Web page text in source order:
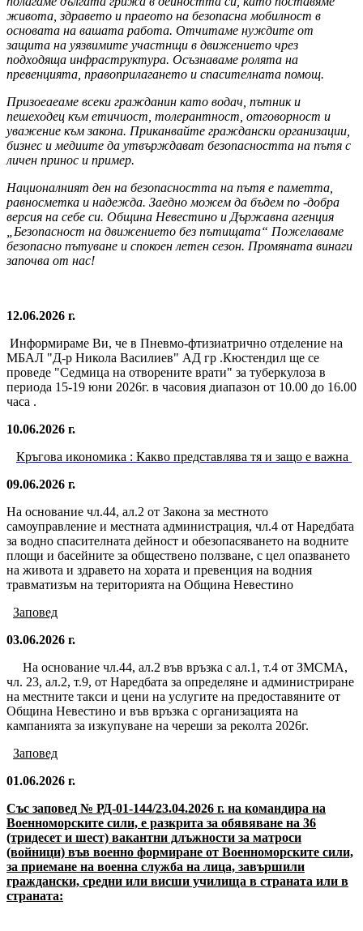
живота, здравето и праеото на безопасна мобилност в
основата на вашата работа. Отчитаме нуждите от
защита на уязвимите участнщи в движението чрез
подходяща инфраструктура. Осъзнаваме ролята на
превенцията, правоприлагането и спасителната помощ.
Призоеаеаме всеки гражданин като водач, пътник и
пешеходец към етичиост, толерантност, отговорност и
уважение към закона. Приканвайте граждански организации,
бизнес и медиите да утвърждават безопасността на пътя с
личен принос и пример.
Националният ден на безопасността на пътя е паметта,
равносметка и надежда. Заедно можем да бъдем no -добра
версия на себе си. Община Невестино и Държавна агенция
„Безопасност на движението без пътищата“ Пожелаваме
безопасно пътуване и спокоен летен сезон. Промяната винаги
започва от нас!
12.06.2026 г.
Информираме Ви, че в Пневмо-фтизиатрично отделение на
МБАЛ "Д-р Никола Василиев" АД гр .Кюстендил ще се
проведе "Седмица на отворените врати" за туберкулоза в
периода 15-19 юни 2026г. в часовия диапазон от 10.00 до 16.00
часа .
10.06.2026 г.
Кръгова икономика : Какво представлява тя и защо е важна
09.06.2026 г.
На основание чл.44, ал.2 от Закона за местното
самоуправление и местната администрация, чл.4 от Наредбата
за водно спасителната дейност и обезопасяването на водните
площи и басейните за обществено ползване, с цел опазването
на живота и здравето на хората и превенция на водния
травматизъм на територията на Община Невестино
Заповед
03.06.2026 г.
На основание чл.44, ал.2 във връзка с ал.1, т.4 от ЗМСМА,
чл. 23, ал.2, т.9, от Наредбата за определяне и администриране
на местните такси и цени на услугите на предоставяните от
Община Невестино и във връзка с организацията на
кампанията за изкупуване на череши за реколта 2026г.
Заповед
01.06.2026 г.
Със заповед № РД-01-144/23.04.2026 г. на командира на
Военноморските сили, е разкрита за обявяване на 36
(тридесет и шест) вакантни длъжности за матроси
(войници) във военно формиране от Военноморските сили,
за приемане на военна служба на лица, завършили
граждански, средни или висши училища в страната или в
страната: